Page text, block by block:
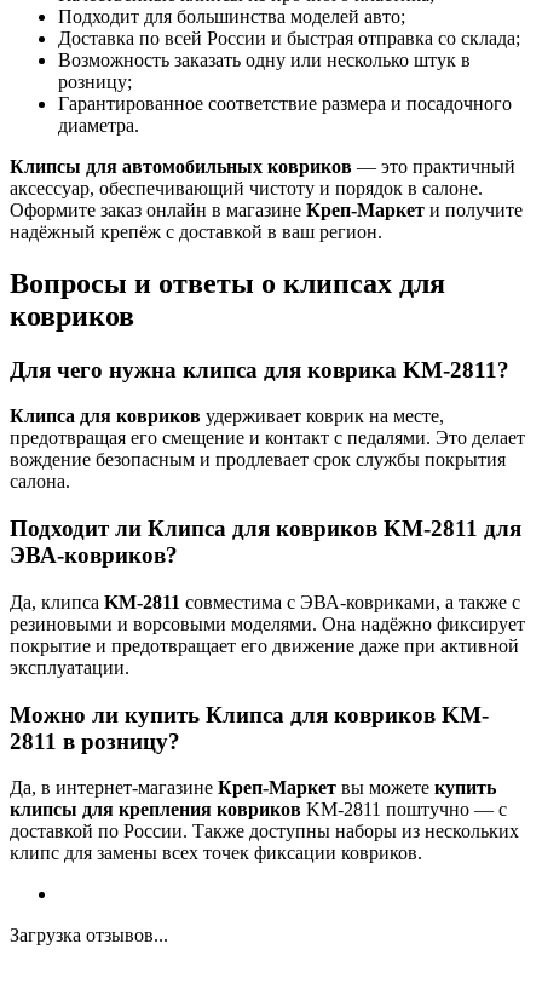
Подходит для большинства моделей авто;
Доставка по всей России и быстрая отправка со склада;
Возможность заказать одну или несколько штук в
розницу;
Гарантированное соответствие размера и посадочного
диаметра.
Клипсы для автомобильных ковриков — это практичный
аксессуар, обеспечивающий чистоту и порядок в салоне.
Оформите заказ онлайн в магазине Креп-Маркет и получите
надёжный крепёж с доставкой в ваш регион.
Вопросы и ответы о клипсах для
ковриков
Для чего нужна клипса для коврика KM-2811?
Клипса для ковриков удерживает коврик на месте,
предотвращая его смещение и контакт с педалями. Это делает
вождение безопасным и продлевает срок службы покрытия
салона.
Подходит ли Клипса для ковриков KM-2811 для
ЭВА-ковриков?
Да, клипса KM-2811 совместима с ЭВА-ковриками, а также с
резиновыми и ворсовыми моделями. Она надёжно фиксирует
покрытие и предотвращает его движение даже при активной
эксплуатации.
Можно ли купить Клипса для ковриков KM-
2811 в розницу?
Да, в интернет-магазине Креп-Маркет вы можете купить
клипсы для крепления ковриков KM-2811 поштучно — с
доставкой по России. Также доступны наборы из нескольких
клипс для замены всех точек фиксации ковриков.
Загрузка отзывов...